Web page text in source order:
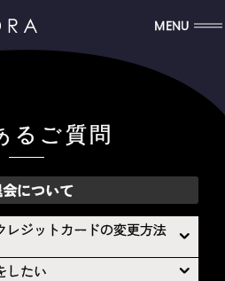
MENU
るご質問
について
レジットカードの変更方法
したい